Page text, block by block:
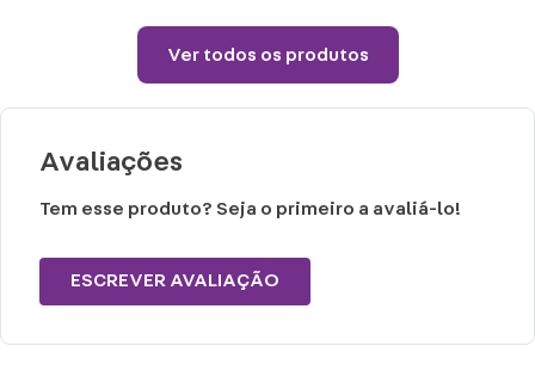
Não utilizar químicos e abrasivos.
Choques ou quedas podem trincar ou
produto de Cerâmica
Ver todos os produtos
Avaliações
Tem esse produto? Seja o primeiro a avaliá-lo!
ESCREVER AVALIAÇÃO